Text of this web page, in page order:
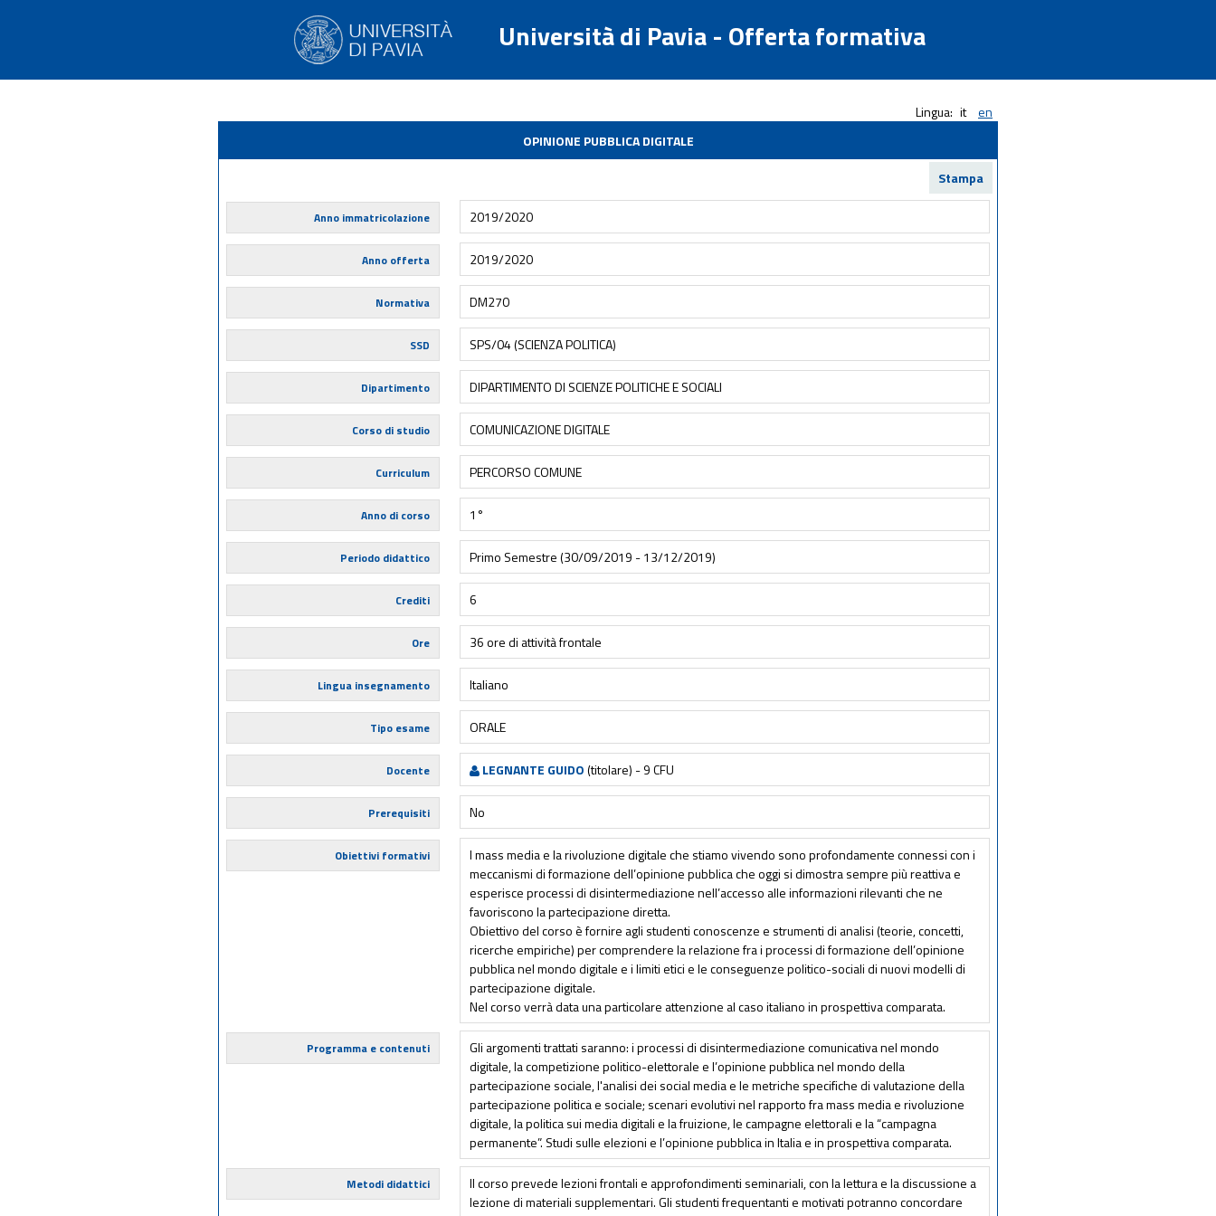
Università di Pavia - Offerta formativa
Lingua: it
en
OPINIONE PUBBLICA DIGITALE
Stampa
Anno immatricolazione 2019/2020
Anno offerta 2019/2020
Normativa DM270
SSD SPS/04 (SCIENZA POLITICA)
Dipartimento DIPARTIMENTO DI SCIENZE POLITICHE E SOCIALI
Corso di studio COMUNICAZIONE DIGITALE
Curriculum PERCORSO COMUNE
Anno di corso 1°
Periodo didattico Primo Semestre (30/09/2019 - 13/12/2019)
Crediti 6
Ore 36 ore di attività frontale
Lingua insegnamento Italiano
Tipo esame ORALE
Docente LEGNANTE GUIDO(titolare) - 9 CFU
Prerequisiti No
Obiettivi formativi
I mass media e la rivoluzione digitale che stiamo vivendo sono profondamente connessi con i
meccanismi di formazione dell’opinione pubblica che oggi si dimostra sempre più reattiva e
esperisce processi di disintermediazione nell’accesso alle informazioni rilevanti che ne
favoriscono la partecipazione diretta.
Obiettivo del corso è fornire agli studenti conoscenze e strumenti di analisi (teorie, concetti,
ricerche empiriche) per comprendere la relazione fra i processi di formazione dell’opinione
pubblica nel mondo digitale e i limiti etici e le conseguenze politico-sociali di nuovi modelli di
partecipazione digitale.
Nel corso verrà data una particolare attenzione al caso italiano in prospettiva comparata.
Programma e contenuti
Gli argomenti trattati saranno: i processi di disintermediazione comunicativa nel mondo
digitale, la competizione politico-elettorale e l’opinione pubblica nel mondo della
partecipazione sociale, l'analisi dei social media e le metriche specifiche di valutazione della
partecipazione politica e sociale; scenari evolutivi nel rapporto fra mass media e rivoluzione
digitale, la politica sui media digitali e la fruizione, le campagne elettorali e la “campagna
permanente”. Studi sulle elezioni e l’opinione pubblica in Italia e in prospettiva comparata.
Metodi didattici
Il corso prevede lezioni frontali e approfondimenti seminariali, con la lettura e la discussione a
lezione di materiali supplementari. Gli studenti frequentanti e motivati potranno concordare